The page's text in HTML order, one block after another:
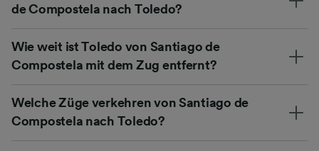
de Compostela nach Toledo?
Wie weit ist Toledo von Santiago de
Compostela mit dem Zug entfernt?
Welche Züge verkehren von Santiago de
Compostela nach Toledo?